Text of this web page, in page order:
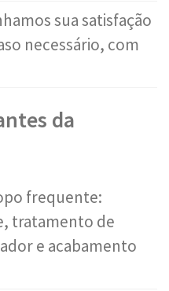
sua satisfação
necessário, com
da
frequente:
tratamento de
e acabamento